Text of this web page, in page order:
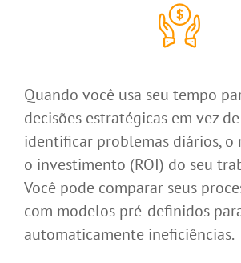
Quando você usa seu tempo
decisões estratégicas em vez
identificar problemas diários, o
o investimento (ROI) do seu
Você pode comparar seus
com modelos pré-definidos
automaticamente ineficiências.